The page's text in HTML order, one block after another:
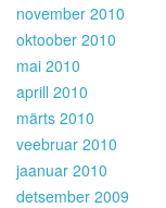
november 2010
oktoober 2010
mai 2010
aprill 2010
märts 2010
veebruar 2010
jaanuar 2010
detsember 2009